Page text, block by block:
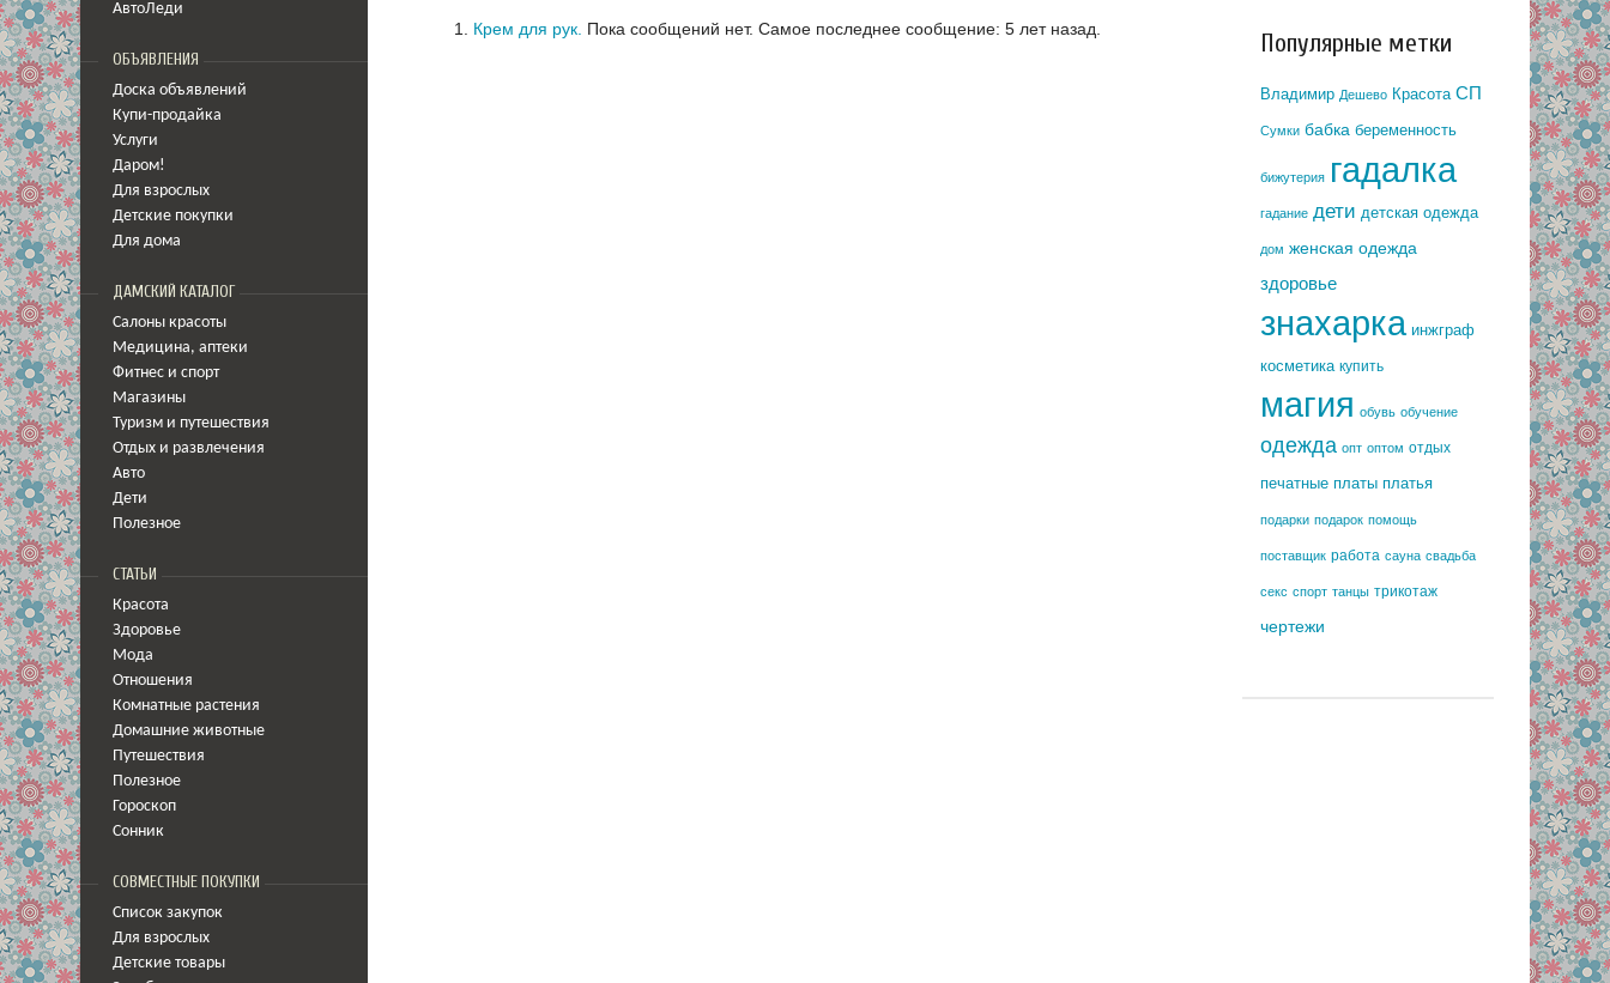
АвтоЛеди
ОБЪЯВЛЕНИЯ
Доска объявлений
Купи-продайка
Услуги
Даром!
Для взрослых
Детские покупки
Для дома
ДАМСКИЙ КАТАЛОГ
Салоны красоты
Медицина, аптеки
Фитнес и спорт
Магазины
Туризм и путешествия
Отдых и развлечения
Авто
Дети
Полезное
СТАТЬИ
Красота
Здоровье
Мода
Отношения
Комнатные растения
Домашние животные
Путешествия
Полезное
Гороскоп
Сонник
СОВМЕСТНЫЕ ПОКУПКИ
Список закупок
Для взрослых
Детские товары
Крем для рук. Пока сообщений нет. Самое последнее сообщение: 5 лет назад. Популярные метки
Владимир Дешево Красота СП
Сумки бабка беременность
бижутерия гадалка
гадание дети детская одежда
дом женская одежда
здоровье
знахарка инжграф
косметика купить
магия обувь обучение
одежда опт оптом отдых
печатные платы платья
подарки подарок помощь
поставщик работа сауна свадьба
секс спорт танцы трикотаж
чертежи